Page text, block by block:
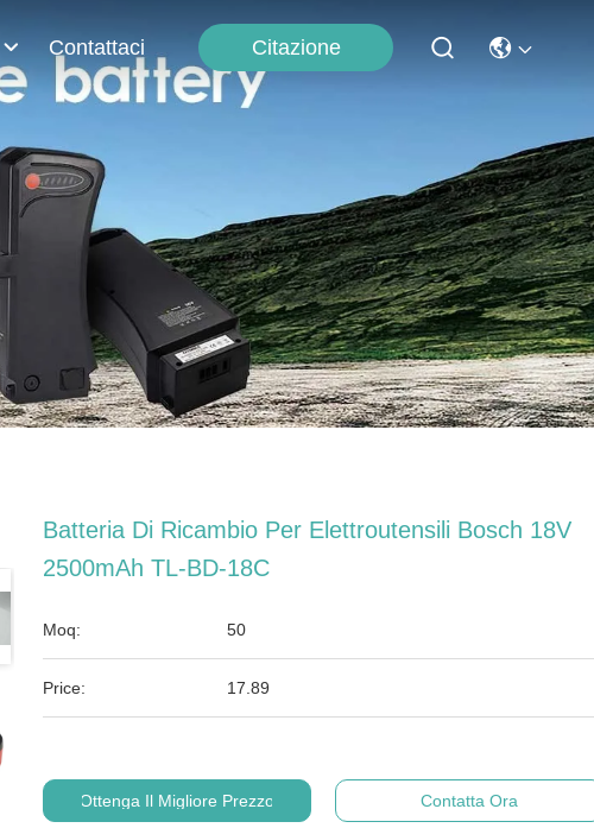
Contattaci Citazione
Batteria Di Ricambio Per Elettroutensili Bosch 18V
2500mAh TL-BD-18C
Moq: 50
Price: 17.89
Ottenga Il Migliore Prezzo Contatta Ora